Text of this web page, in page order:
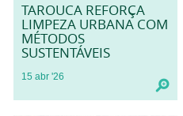
TAROUCA REFORÇA
LIMPEZA URBANA COM
MÉTODOS
SUSTENTÁVEIS
15 abr '26